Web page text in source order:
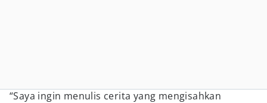
“Saya ingin menulis cerita yang mengisahkan